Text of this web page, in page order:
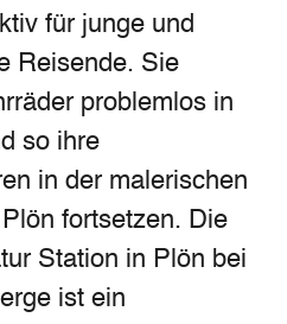
für junge und
Reisende. Sie
problemlos in
so ihre
in der malerischen
fortsetzen. Die
Station in Plön bei
ist ein